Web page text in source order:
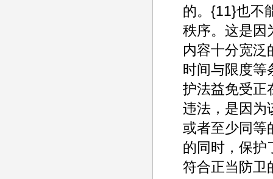
的。{11}也不
秩序。这是因
内容十分宽泛
时间与限度等
护法益免受正
违法，是因为
或者至少同等
的同时，保护
符合正当防卫